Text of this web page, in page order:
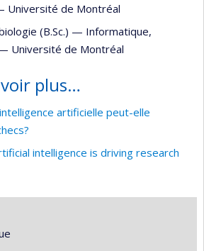
Université de Montréal
(B.Sc.) — Informatique,
Université de Montréal
plus…
artificielle peut-elle
intelligence is driving research